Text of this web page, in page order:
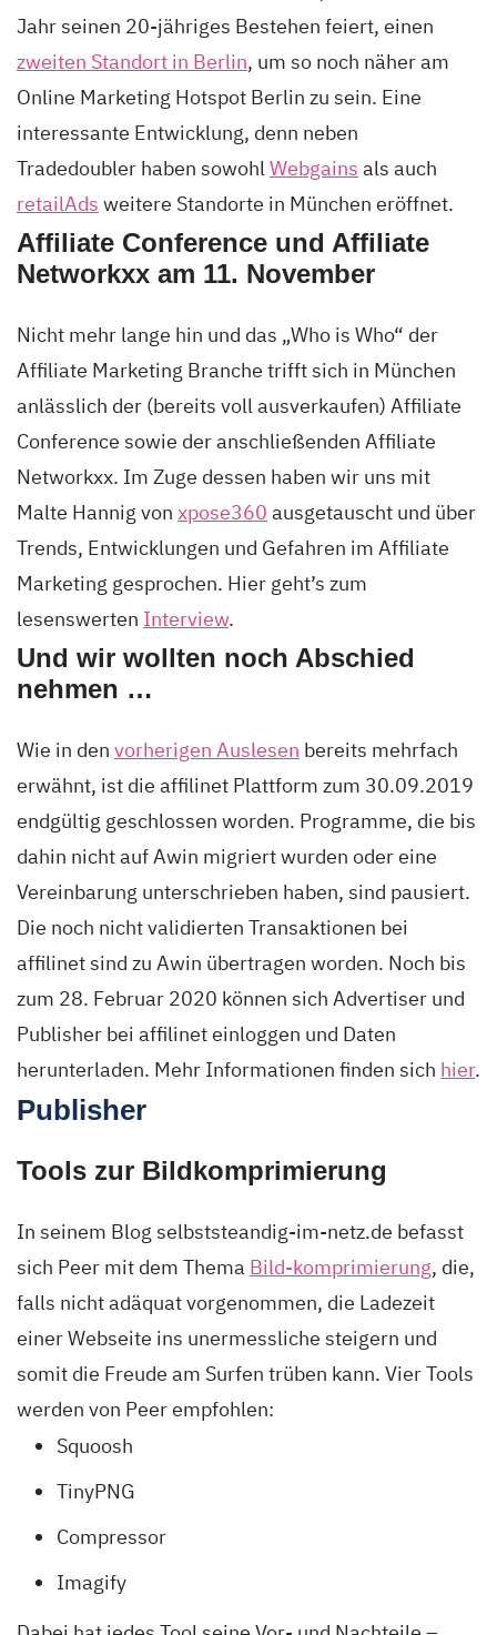
Jahr seinen 20-jähriges Bestehen feiert, einen
zweiten Standort in Berlin, um so noch näher am
Online Marketing Hotspot Berlin zu sein. Eine
interessante Entwicklung, denn neben
Tradedoubler haben sowohlWebgains als auch
retailAds weitere Standorte in München eröffnet.
Affiliate Conference und Affiliate
Networkxx am 11. November
Nicht mehr lange hin und das „Who is Who“ der
Affiliate Marketing Branche trifft sich in München
anlässlich der (bereits voll ausverkaufen) Affiliate
Conference sowie der anschließenden Affiliate
Networkxx. Im Zuge dessen haben wir uns mit
Malte Hannig von xpose360 ausgetauscht und über
Trends, Entwicklungen und Gefahren im Affiliate
Marketing gesprochen. Hier geht’s zum
lesenswerten Interview.
Und wir wollten noch Abschied
nehmen …
Wie in den vorherigen Auslesen bereits mehrfach
erwähnt, ist die affilinet Plattform zum 30.09.2019
endgültig geschlossen worden. Programme, die bis
dahin nicht auf Awin migriert wurden oder eine
Vereinbarung unterschrieben haben, sind pausiert.
Die noch nicht validierten Transaktionen bei
affilinet sind zu Awin übertragen worden. Noch bis
zum 28. Februar 2020 können sich Advertiser und
Publisher bei affilinet einloggen und Daten
herunterladen. Mehr Informationen finden sich hier.
Publisher
Tools zur Bildkomprimierung
In seinem Blog selbststeandig-im-netz.de befasst
sich Peer mit dem Thema Bild-komprimierung, die,
falls nicht adäquat vorgenommen, die Ladezeit
einer Webseite ins unermessliche steigern und
somit die Freude am Surfen trüben kann. Vier Tools
werden von Peer empfohlen:
Squoosh
TinyPNG
Compressor
Imagify